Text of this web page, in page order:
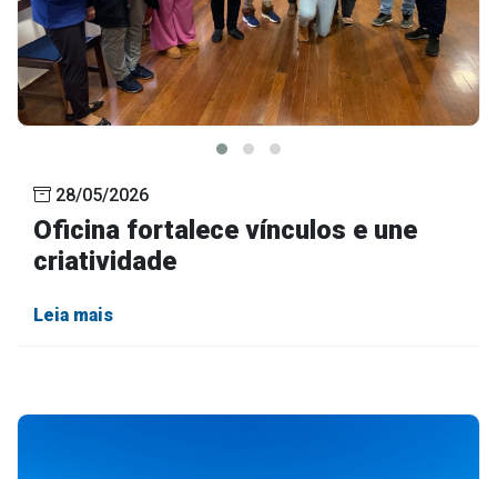
28/05/2026
Oficina fortalece vínculos e une
criatividade
Leia mais